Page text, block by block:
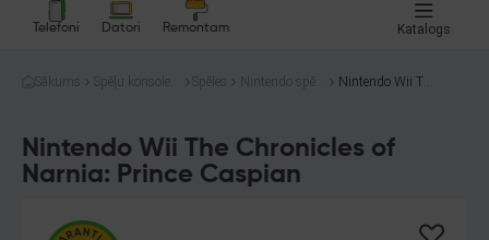
Telefoni Datori Remontam Katalogs
Sākums
Spēļu konsoles
Spēles
Nintendo spēle
Nintendo Wii The
an
Nintendo Wii The Chronicles of
Narnia: Prince Caspian